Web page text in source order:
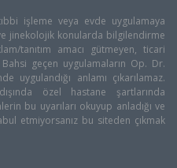
işleme veya evde uygulamaya
jinekolojik konularda bilgilendirme
tanıtım amacı gütmeyen, ticari
geçen uygulamaların Op. Dr.
uygulandığı anlamı çıkarılamaz.
özel hastane şartlarında
bu uyarıları okuyup anladığı ve
etmiyorsanız bu siteden çıkmak